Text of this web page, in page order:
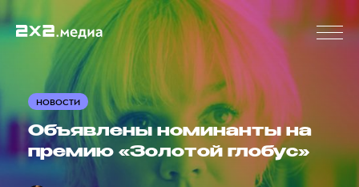
НОВОСТИ
Объявлены номинанты на
премию «Золотой глобус»